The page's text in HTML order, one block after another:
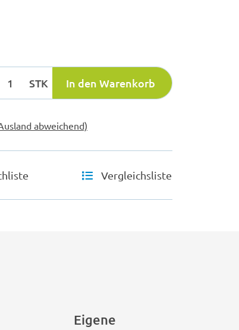
STK In den Warenkorb
abweichend)
Vergleichsliste
Eigene